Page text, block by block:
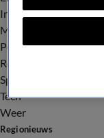
Infrastructuur
Milieu en Gezondheid
Politiek
Royalty
Sport
Tech
Weer
Regionieuws